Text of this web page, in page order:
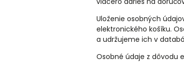
Uloženie osobných
elektronického košíku.
a udržujeme ich v
Osobné údaje z dôvodu